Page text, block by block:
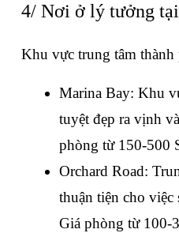
4/ Nơi ở lý tưởng
Khu vực trung tâm thành
Marina Bay: Khu
tuyệt đẹp ra vịnh
phòng từ 150-500
Orchard Road:
thuận tiện cho
Giá phòng từ 100-